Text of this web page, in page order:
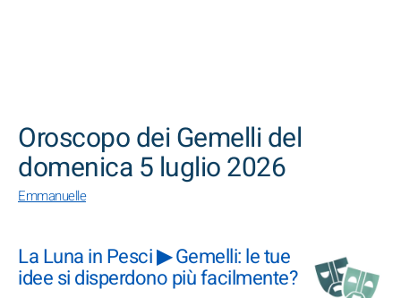
Oroscopo dei Gemelli del
domenica 5 luglio 2026
Emmanuelle
La Luna in Pesci ▶ Gemelli: le tue
idee si disperdono più facilmente?